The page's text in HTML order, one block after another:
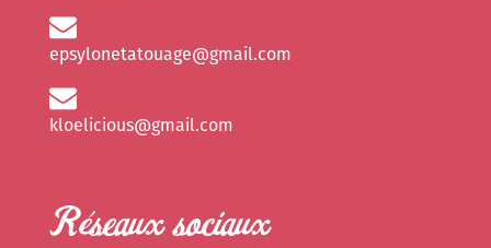
epsylonetatouage@gmail.com
kloelicious@gmail.com
Réseaux sociaux